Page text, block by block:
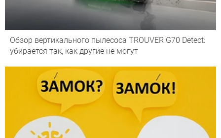
Обзор вертикального пылесоса TROUVER G70 Detect:
убирается так, как другие не могут